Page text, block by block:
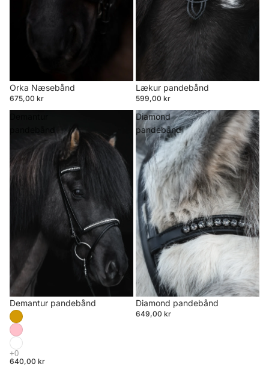
Orka Næsebånd
675,00 kr
Lækur pandebånd
599,00 kr
Demantur pandebånd
640,00 kr
Diamond
pandebånd
Diamond pandebånd
649,00 kr